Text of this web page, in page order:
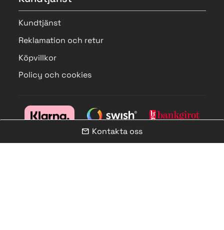
Kundtjänst
Reklamation och retur
Köpvillkor
Policy och cookies
mail Kontakta oss